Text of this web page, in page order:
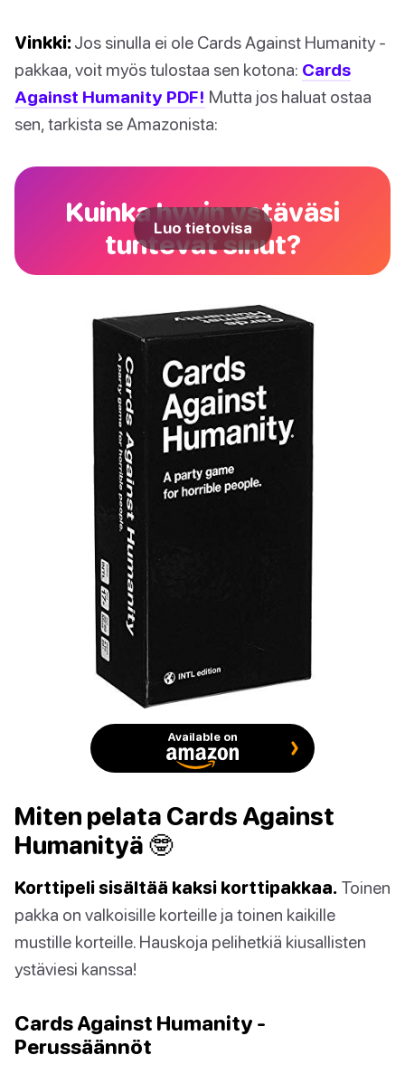
Vinkki: Jos sinulla ei ole Cards Against Humanity -
pakkaa, voit myös tulostaa sen kotona: Cards
Against Humanity PDF! Mutta jos haluat ostaa
sen, tarkista se Amazonista:
Kuinka hyvin ystäväsi
tuntevat sinut?
Luo tietovisa
Available on
Miten pelata Cards Against
Humanityä 🤓
Korttipeli sisältää kaksi korttipakkaa. Toinen
pakka on valkoisille korteille ja toinen kaikille
mustille korteille. Hauskoja pelihetkiä kiusallisten
ystäviesi kanssa!
Cards Against Humanity -
Perussäännöt